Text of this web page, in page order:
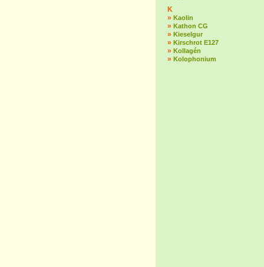
K
» Kaolin
» Kathon CG
» Kieselgur
» Kirschrot E127
» Kollagén
» Kolophonium